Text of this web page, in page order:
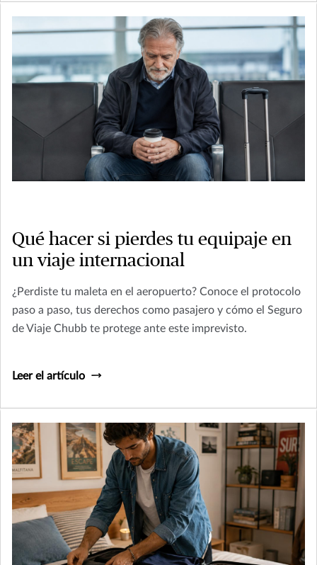
Qué hacer si pierdes tu equipaje en
un viaje internacional
¿Perdiste tu maleta en el aeropuerto? Conoce el protocolo
paso a paso, tus derechos como pasajero y cómo el Seguro
de Viaje Chubb te protege ante este imprevisto.
Leer el artículo